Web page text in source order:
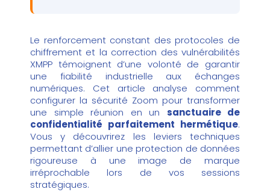
Le renforcement constant des protocoles de
chiffrement et la correction des vulnérabilités
XMPP témoignent d’une volonté de garantir
une fiabilité industrielle aux échanges
numériques. Cet article analyse comment
configurer la sécurité Zoom pour transformer
une simple réunion en un sanctuaire de
confidentialité parfaitement hermétique.
Vous y découvrirez les leviers techniques
permettant d’allier une protection de données
rigoureuse à une image de marque
irréprochable lors de vos sessions
stratégiques.